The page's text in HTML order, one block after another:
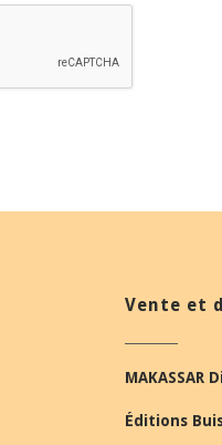
Vente et
MAKASSAR
Éditions